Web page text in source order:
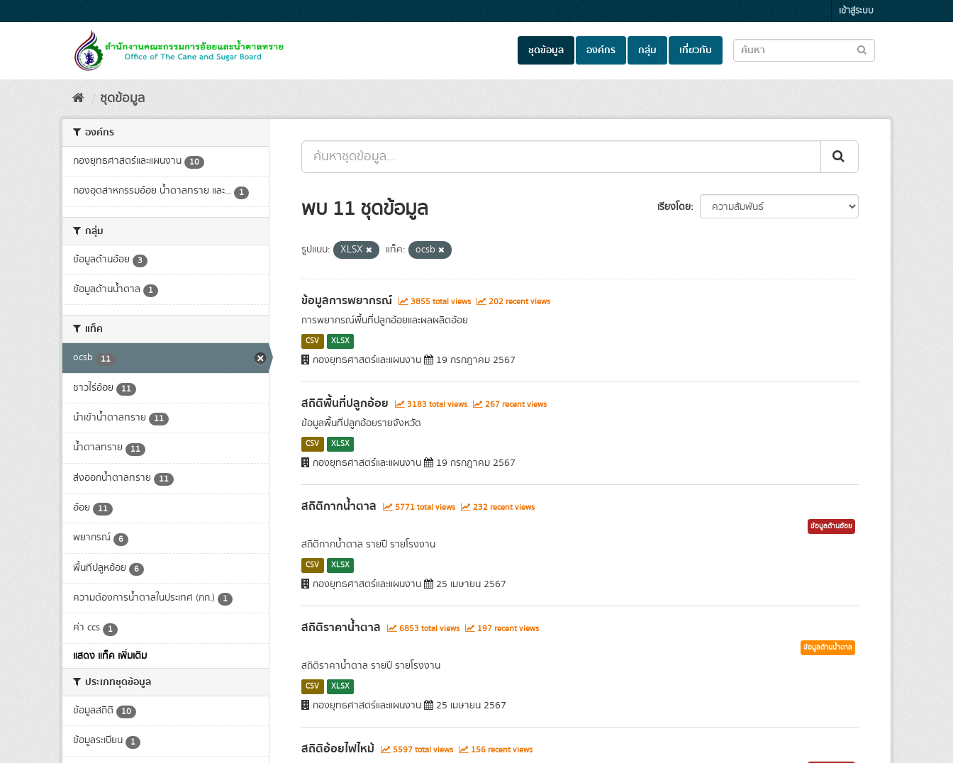
to
เข้าสู่ระบบ
ชุดข้อมูล องค์กร กลุ่ม เกี่ยวกับ
ชุดข้อมูล
องค์กร
กองยุทธศาสตร์และแผนงาน 10
กองอุตสาหกรรมอ้อย น้ำตาลทราย และ... 1
กลุ่ม
ข้อมูลด้านอ้อย 3
ข้อมูลด้านน้ำตาล 1
แท็ค
ocsb 11
ชาวไร่อ้อย 11
นำเข้าน้ำตาลทราย 11
น้ำตาลทราย 11
ส่งออกน้ำตาลทราย 11
อ้อย 11
พยากรณ์ 6
พื้นที่ปลูหอ้อย 6
ความต้องการน้ำตาลในประเทศ (กก.) 1
ค่า ccs 1
แสดง แท็ค เพิ่มเติม
ประเภทชุดข้อมูล
ข้อมูลสถิติ 10
ข้อมูลระเบียน 1
เรียงโดย
พบ 11 ชุดข้อมูล
รูปแบบ: XLSX แท็ค: ocsb
ข้อมูลการพยากรณ์ 3855 total views 202 recent views
การพยากรณ์พื้นที่ปลูกอ้อยและผลผลิตอ้อย
CSV XLSX
กองยุทธศาสตร์และแผนงาน 19 กรกฎาคม 2567
สถิติพื้นที่ปลูกอ้อย 3183 total views 267 recent views
ข้อมูลพื้นที่ปลูกอ้อยรายจังหวัด
CSV XLSX
กองยุทธศาสตร์และแผนงาน 19 กรกฎาคม 2567
สถิติกากน้ำตาล 5771 total views 232 recent views
ข้อมูลด้านอ้อย
สถิติกากน้ำตาล รายปี รายโรงงาน
CSV XLSX
กองยุทธศาสตร์และแผนงาน 25 เมษายน 2567
สถิติราคาน้ำตาล 6853 total views 197 recent views
ข้อมูลด้านน้ำตาล
สถิติราคาน้ำตาล รายปี รายโรงงาน
CSV XLSX
กองยุทธศาสตร์และแผนงาน 25 เมษายน 2567
สถิติอ้อยไฟไหม้ 5597 total views 156 recent views